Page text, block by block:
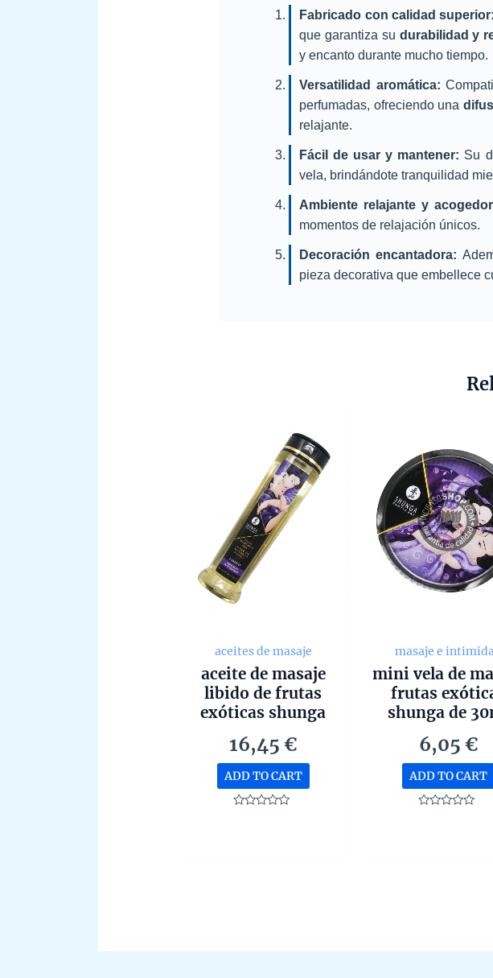
Fabricado con calidad superior:
que garantiza su durabilidad y
y encanto durante mucho tiempo.
Versatilidad aromática:
perfumadas, ofreciendo una
relajante.
Fácil de usar y mantener: Su
vela, brindándote tranquilidad
Ambiente relajante y
momentos de relajación únicos.
Decoración encantadora:
pieza decorativa que embellece
aceites de masaje
aceite de masaje
libido de frutas
exóticas shunga
16,45 €
ADD TO CART
masaje e
mini vela de
frutas
shunga de
6,05 €
ADD TO CART